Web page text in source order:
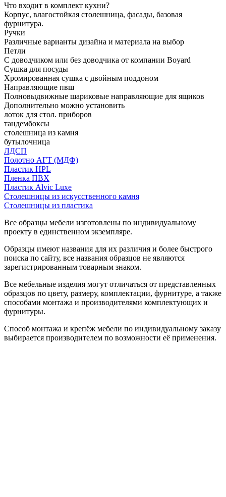
Что входит в комплект кухни?
Корпус, влагостойкая столешница, фасады, базовая
фурнитура.
Ручки
Различные варианты дизайна и материала на выбор
Петли
С доводчиком или без доводчика от компании Boyard
Сушка для посуды
Хромированная сушка с двойным поддоном
Направляющие пвш
Полновыдвижные шариковые направляющие для ящиков
Дополнительно можно установить
лоток для стол. приборов
тандембоксы
столешница из камня
бутылочница
ЛДСП
Полотно АГТ (МДФ)
Пластик HPL
Пленка ПВХ
Пластик Alvic Luxe
Столешницы из искусственного камня
Столешницы из пластика
Все образцы мебели изготовлены по индивидуальному
проекту в единственном экземпляре.
Образцы имеют названия для их различия и более быстрого
поиска по сайту, все названия образцов не являются
зарегистрированным товарным знаком.
Все мебельные изделия могут отличаться от представленных
образцов по цвету, размеру, комплектации, фурнитуре, а также
способами монтажа и производителями комплектующих и
фурнитуры.
Способ монтажа и крепёж мебели по индивидуальному заказу
выбирается производителем по возможности её применения.